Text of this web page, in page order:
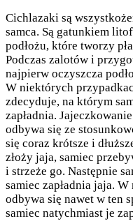
Cichlazaki są
samca. Są gatunkiem
podłożu, które tworzy
Podczas zalotów i
najpierw oczyszcza
W niektórych
zdecyduje, na którym
zapładnia.
odbywa się ze
się coraz krótsze i
złoży jaja, samiec
i strzeże go. Następnie
samiec zapładnia jaja.
odbywa się nawet w ten
samiec natychmiast je